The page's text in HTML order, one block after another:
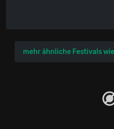
mehr ähnliche Festivals